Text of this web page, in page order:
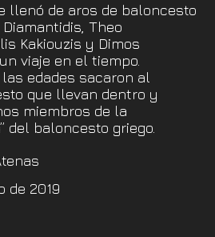
llenó de aros de baloncesto
Theo
Kakiouzis y Dimos
viaje en el tiempo.
edades sacaron al
que llevan dentro y
miembros de la
del baloncesto griego.
de 2019